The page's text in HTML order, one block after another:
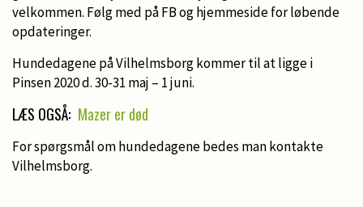
velkommen. Følg med på FB og hjemmeside for løbende
opdateringer.
Hundedagene på Vilhelmsborg kommer til at ligge i
Pinsen 2020 d. 30-31 maj – 1 juni.
LÆS OGSÅ: Mazer er død
For spørgsmål om hundedagene bedes man kontakte
Vilhelmsborg.